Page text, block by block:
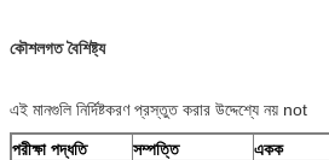
কৌশলগত বৈশিষ্ট্য
এই মানগুলি নির্দিষ্টকরণ প্রস্তুত করার উদ্দেশ্যে নয় not
পরীক্ষা পদ্ধতি সম্পত্তি একক